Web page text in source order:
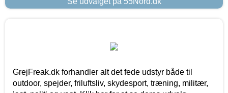
GrejFreak.dk forhandler alt det fede udstyr både til
outdoor, spejder, friluftsliv, skydesport, træning, militær,